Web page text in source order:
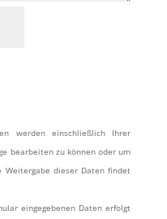
werden einschließlich Ihrer
bearbeiten zu können oder um
Weitergabe dieser Daten findet
eingegebenen Daten erfolgt